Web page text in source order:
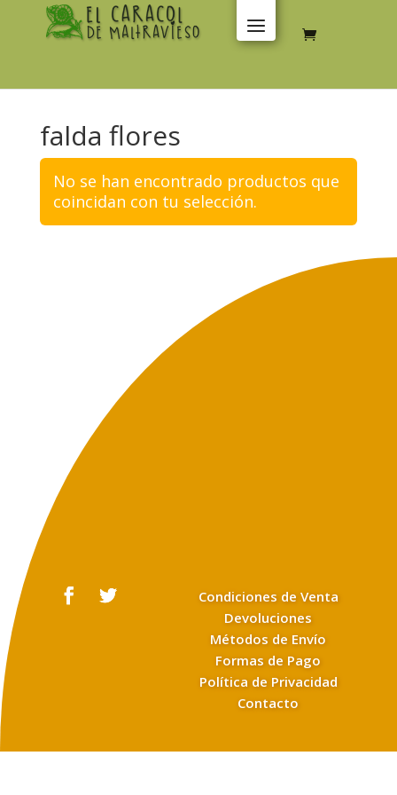
falda flores
No se han encontrado productos que
coincidan con tu selección.
Condiciones de Venta
Devoluciones
Métodos de Envío
Formas de Pago
Política de Privacidad
Contacto